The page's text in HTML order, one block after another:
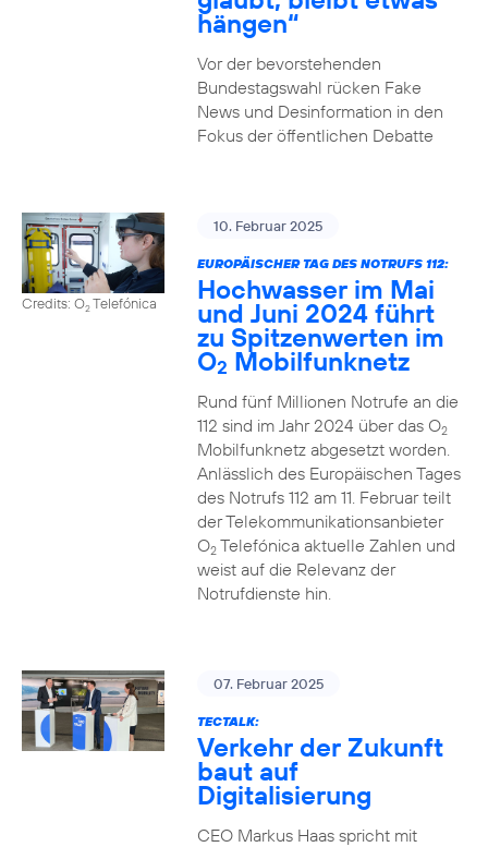
hängen“
Vor der bevorstehenden
Bundestagswahl rücken Fake
News und Desinformation in den
Fokus der öffentlichen Debatte
Credits: O2Telefónica
10. Februar 2025
EUROPÄISCHER TAG DES NOTRUFS 112:
Hochwasser im Mai
und Juni 2024 führt
zu Spitzenwerten im
O2 Mobilfunknetz
Rund fünf Millionen Notrufe an die
112 sind im Jahr 2024 über das O2
Mobilfunknetz abgesetzt worden.
Anlässlich des Europäischen Tages
des Notrufs 112 am 11. Februar teilt
der Telekommunikationsanbieter
O2Telefónica aktuelle Zahlen und
weist auf die Relevanz der
Notrufdienste hin.
07. Februar 2025
TECTALK:
Verkehr der Zukunft
baut auf
Digitalisierung
CEO Markus Haas spricht mit